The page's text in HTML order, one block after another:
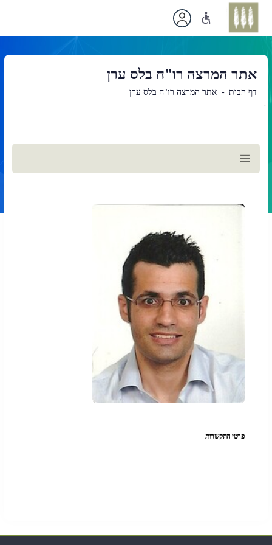
אתר המרצה רו"ח בלס ערן
דף הבית אתר המרצה רו"ח בלס ערן
`
תוכן
ראשי
פרטי התקשרות